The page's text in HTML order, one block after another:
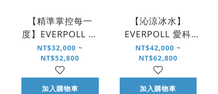
【精準掌控每一
度】EVERPOLL 愛
科 EP-168 PLUS 調
溫 UVC 無壓飲水機
NT$32,000 ~
NT$52,800
加入購物車
【沁涼冰水】
EVERPOLL 愛科
EVB-398 冰冷熱 三
溫 UVC 觸控飲水機
NT$42,000 ~
NT$62,800
加入購物車